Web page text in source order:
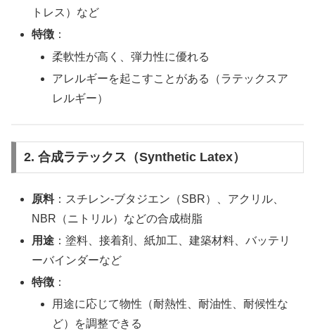
トレス）など
特徴 ：
柔軟性が高く、弾力性に優れる
アレルギーを起こすことがある（ラテックスア
レルギー）
2. 合成ラテックス（Synthetic Latex）
原料：スチレン-ブタジエン（SBR）、アクリル、
NBR（ニトリル）などの合成樹脂
用途 ：塗料、接着剤、紙加工、建築材料、バッテリ
ーバインダーなど
特徴 ：
用途に応じて物性（耐熱性、耐油性、耐候性な
ど）を調整できる